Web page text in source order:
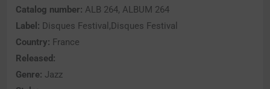
Catalog number: ALB 264, ALBUM 264
Label: Disques Festival,Disques Festival
Country: France
Released:
Genre: Jazz